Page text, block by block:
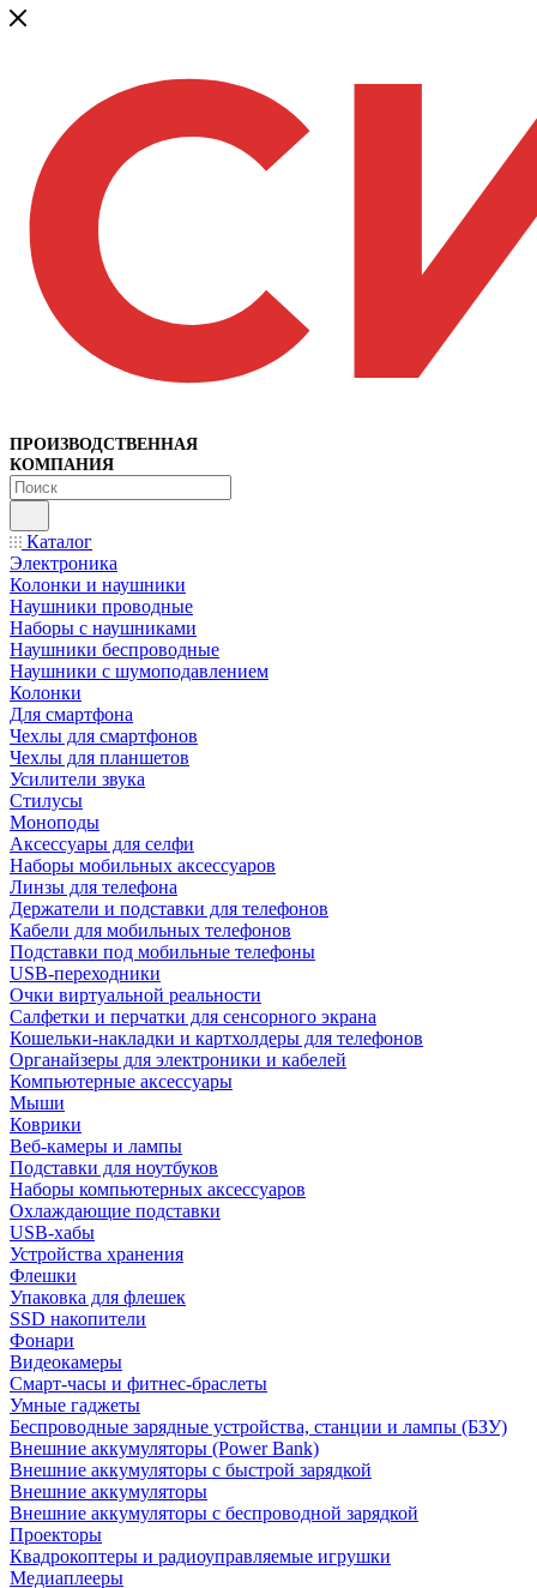
ПРОИЗВОДСТВЕННАЯ
КОМПАНИЯ
Каталог
Электроника
Колонки и наушники
Наушники проводные
Наборы с наушниками
Наушники беспроводные
Наушники с шумоподавлением
Колонки
Для смартфона
Чехлы для смартфонов
Чехлы для планшетов
Усилители звука
Стилусы
Моноподы
Аксессуары для селфи
Наборы мобильных аксессуаров
Линзы для телефона
Держатели и подставки для телефонов
Кабели для мобильных телефонов
Подставки под мобильные телефоны
USB-переходники
Очки виртуальной реальности
Салфетки и перчатки для сенсорного экрана
Кошельки-накладки и картхолдеры для телефонов
Органайзеры для электроники и кабелей
Компьютерные аксессуары
Мыши
Коврики
Веб-камеры и лампы
Подставки для ноутбуков
Наборы компьютерных аксессуаров
Охлаждающие подставки
USB-хабы
Устройства хранения
Флешки
Упаковка для флешек
SSD накопители
Фонари
Видеокамеры
Смарт-часы и фитнес-браслеты
Умные гаджеты
Беспроводные зарядные устройства, станции и лампы (БЗУ)
Внешние аккумуляторы (Power Bank)
Внешние аккумуляторы с быстрой зарядкой
Внешние аккумуляторы
Внешние аккумуляторы с беспроводной зарядкой
Проекторы
Квадрокоптеры и радиоуправляемые игрушки
Медиаплееры